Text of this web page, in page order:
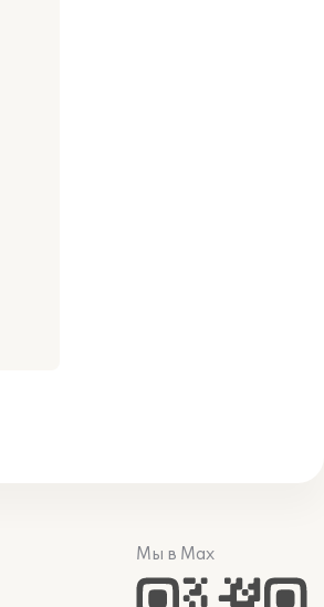
Мы в Max